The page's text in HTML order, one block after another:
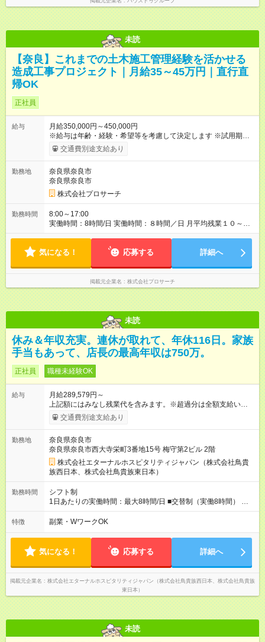
未読
【奈良】これまでの土木施工管理経験を活かせる
造成工事プロジェクト｜月給35～45万円｜直行直
帰OK
正社員
給与
月給350,000円～450,000円
※給与は年齢・経験・希望等を考慮して決定します ※試用期間は
３ヶ月で、その他の条件に変更はありません 【試用期間】試用
期間あり 試用期間の長さ：3ヶ月 雇用形態、給与は本採用時と
交通費別途支給あり
勤務地
奈良県奈良市
奈良県奈良市
株式会社プロサーチ
勤務時間
8:00～17:00
実働時間：8時間/日 実働時間：８時間／日 月平均残業１０～２
０時間程度
気になる！ 応募する 詳細へ
掲載元企業名 株式会社プロサーチ
未読
休み＆年収充実。連休が取れて、年休116日。家族
手当もあって、店長の最高年収は750万。
正社員 職種未経験OK
給与
月給289,579円～
上記額にはみなし残業代を含みます。※超過分は全額支給いたし
ます。 みなし残業代 49,699円 以上／月 みなし残業時間 30時間
／月 定額深夜手当（60時間、1万9880円～）含む。 それぞれ
未経験スタートのメンバーも多いです。 ◎上司との距離が近
く、困ったことがあってもマネージャーにすぐ相談できます。
◎女性活躍中！女性管理職登用実績あり！ ◎月1回エリア会議あ
り。社長が直接、目標や方針を発表します。 ⇒各店舗の好事例
を知れるなど、刺激がたくさん 【試用期間】試用期間なし
交通費別途支給あり
勤務地
奈良県奈良市
奈良県奈良市西大寺栄町3番地15号 梅守第2ビル 2階
株式会社エターナルホスピタリティジャパン（株式会社鳥貴
族西日本、株式会社鳥貴族東日本）
勤務時間
シフト制
1日あたりの実働時間：最大8時間/日 ■交替制（実働8時間） ▼
シフト例 ○16：00～翌2：00 ○20：00～翌6：00 ※営業時間は店
舗による。 ＜無断残業は絶対禁止！＞ どうしても必要な時は、
すが、これをゼロにするのが目標の一つです。
特徴 副業・WワークOK
気になる！ 応募する 詳細へ
掲載元企業名
株式会社エターナルホスピタリティジャパン（株式会社鳥貴族西日本、株式会社鳥貴族
東日本）
未読